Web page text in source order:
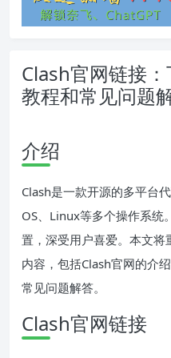
Clash官网链接
教程和常见问题
介绍
Clash是一款开源的多平台
OS、Linux等多个操作系统
置，深受用户喜爱。本文将
内容，包括Clash官网的介
常见问题解答。
Clash官网链接